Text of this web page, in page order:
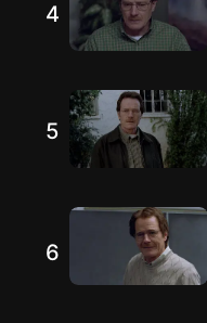
4
5
6